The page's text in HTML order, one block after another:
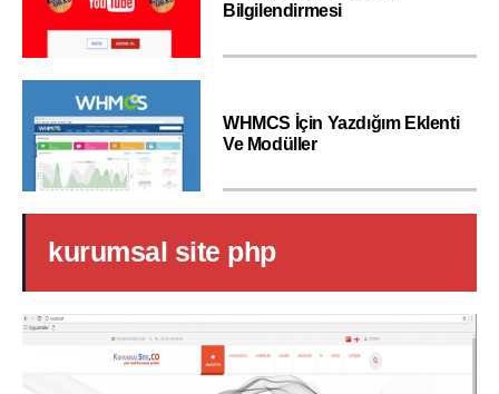
Bilgilendirmesi
WHMCS İçin Yazdığım Eklenti
Ve Modüller
kurumsal site php